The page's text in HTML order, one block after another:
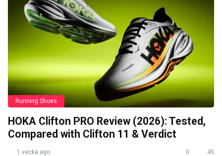
Running Shoes
HOKA Clifton PRO Review (2026): Tested,
Compared with Clifton 11 & Verdict
1 vecka ago 0 45